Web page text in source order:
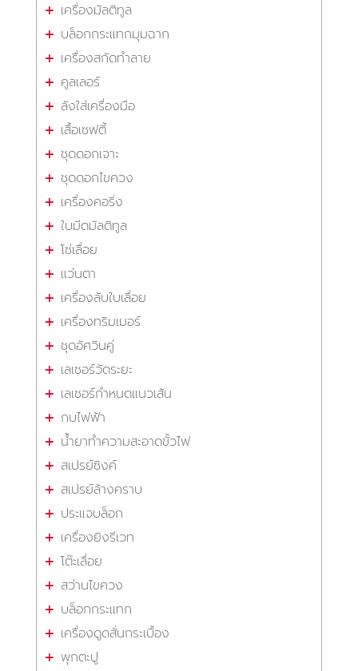
เครื่องมัลติทูล
บล็อกกระแทกมุมฉาก
เครื่องสกัดทำลาย
คูลเลอร์
ลังใส่เครื่องมือ
เสื้อเซฟตี้
ชุดดอกเจาะ
ชุดดอกไขควง
เครื่องคอริ่ง
ใบมีดมัลติทูล
โซ่เลื่อย
แว่นตา
เครื่องลับใบเลื่อย
เครื่องทริมเมอร์
ชุดอัศวินคู่
เลเซอร์วัดระยะ
เลเซอร์กำหนดแนวเส้น
กบไฟฟ้า
น้ำยาทำความสะอาดขั้วไฟ
สเปรย์ซิงค์
สเปรย์ล้างคราบ
ประแจบล็อก
เครื่องยิงรีเวท
โต๊ะเลื่อย
สว่านไขควง
บล็อกกระแทก
เครื่องดูดสั่นกระเบื้อง
พุกตะปู